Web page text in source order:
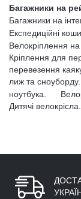
Багажники на
Багажники на
Експедиційні
Велокріплення на
Кріплення для
перевезення
лиж та сноуборду.
ноутбука.
Дитячі велокрісла.